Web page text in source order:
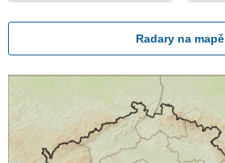
Radary na mapě